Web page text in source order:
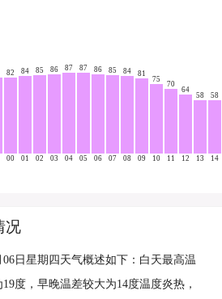
82
00
84
01
85
02
86
03
87
04
87
05
86
06
85
07
84
08
81
09
75
10
70
11
64
12
58
13
58
14
况
日星期四天气概述如下：白天最高温
度，早晚温差较大为14度温度炎热，